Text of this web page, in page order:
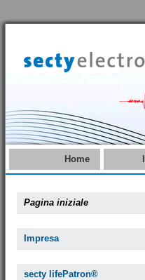
Home
Pagina iniziale
Impresa
secty lifePatron®